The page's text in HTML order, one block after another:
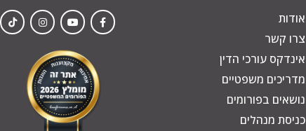
אודות
צרו קשר
אינדקס עורכי הדין
מדריכים משפטיים
נושאים בפורומים
כניסת מנהלים